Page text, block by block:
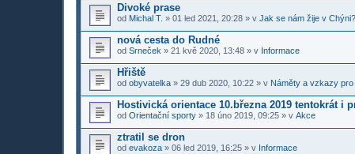
Divoké prase
od Michal T. » 01 led 2021, 20:28 » v Jak se nám žije v Chýni?
nová cesta do Rudné
od Srneček » 21 kvě 2020, 13:48 » v Informace
Hřiště
od obyvatelka » 29 dub 2020, 10:22 » v Náměty a vzkazy
Hostivická orientace 10.března 2019 tentokrát i
od Orientační sporty » 18 úno 2019, 09:25 » v Akce
ztratil se dron
od evakoza » 06 led 2019, 16:25 » v Informace